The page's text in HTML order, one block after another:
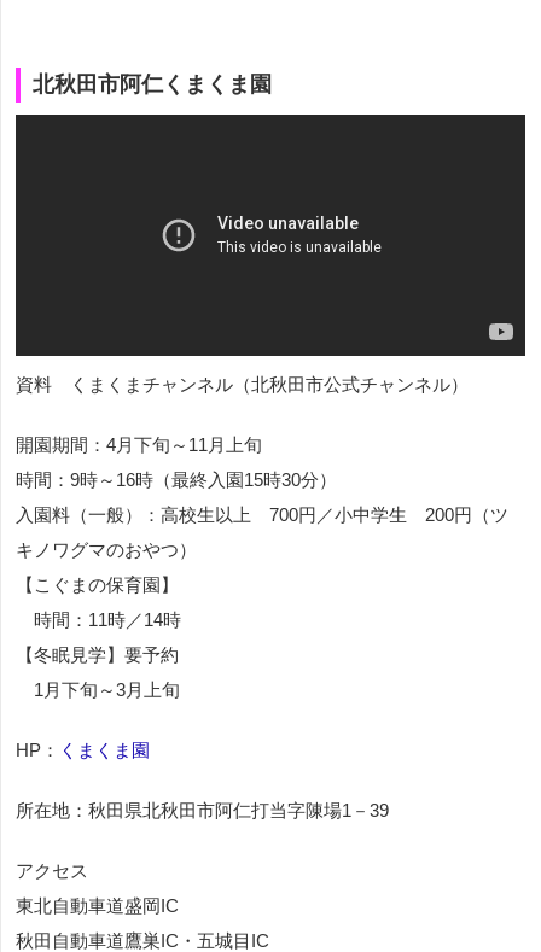
北秋田市阿仁くまくま園
資料 くまくまチャンネル（北秋田市公式チャンネル）
開園期間：4月下旬～11月上旬
時間：9時～16時（最終入園15時30分）
入園料（一般）：高校生以上 700円／小中学生 200円（ツ
キノワグマのおやつ）
【こぐまの保育園】
時間：11時／14時
【冬眠見学】要予約
1月下旬～3月上旬
HP： くまくま園
所在地：秋田県北秋田市阿仁打当字陳場1－39
アクセス
東北自動車道盛岡IC
秋田自動車道鷹巣IC・五城目IC